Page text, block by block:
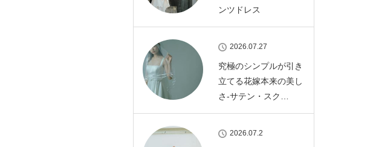
ンツドレス
2026.07.27
究極のシンプルが引き
立てる花嫁本来の美し
さ-サテン・スク…
2026.07.2